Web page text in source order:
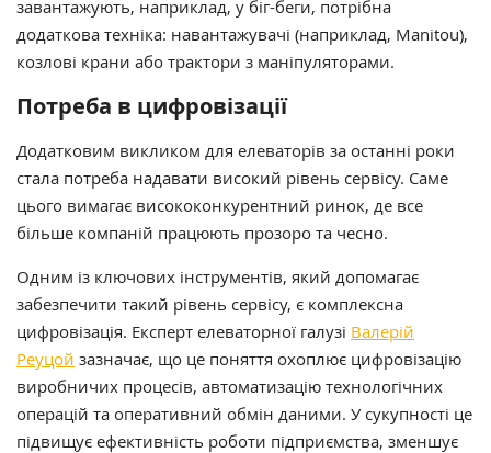
завантажують, наприклад, у біг-беги, потрібна
додаткова техніка: навантажувачі (наприклад, Manitou),
козлові крани або трактори з маніпуляторами.
Потреба в цифровізації
Додатковим викликом для елеваторів за останні роки
стала потреба надавати високий рівень сервісу. Саме
цього вимагає висококонкурентний ринок, де все
більше компаній працюють прозоро та чесно.
Одним із ключових інструментів, який допомагає
забезпечити такий рівень сервісу, є комплексна
цифровізація. Експерт елеваторної галузі Валерій
Реуцой зазначає, що це поняття охоплює цифровізацію
виробничих процесів, автоматизацію технологічних
операцій та оперативний обмін даними. У сукупності це
підвищує ефективність роботи підприємства, зменшує